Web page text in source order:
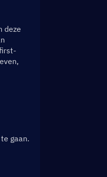
deze
gaan.